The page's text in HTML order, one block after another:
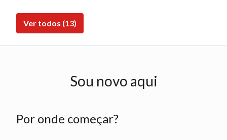
Ver todos (13)
Sou novo aqui
Por onde começar?